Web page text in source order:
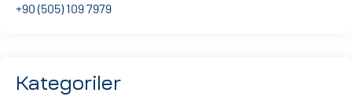
+90 (505) 109 7979
Kategoriler